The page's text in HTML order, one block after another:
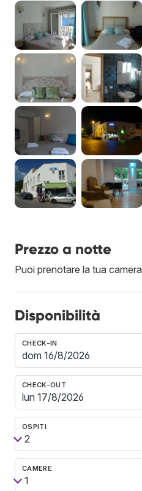
Prezzo a notte
Puoi prenotare la tua
Disponibilità
CHECK-IN
CHECK-OUT
OSPITI
CAMERE